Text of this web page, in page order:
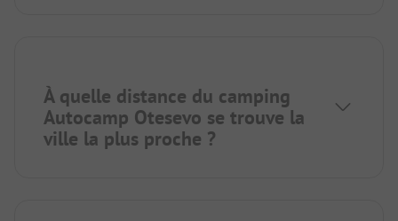
À quelle distance du camping
Autocamp Otesevo se trouve la
ville la plus proche ?